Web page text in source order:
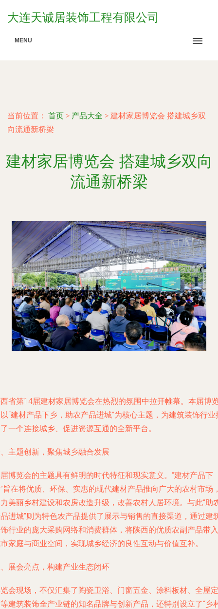
大连天诚居装饰工程有限公司
MENU
当前位置： 首页 > 产品大全 > 建材家居博览会 搭建城乡双
向流通新桥梁
建材家居博览会 搭建城乡双向
流通新桥梁
省第14届建材家居博览会在热烈的氛围中拉开帷幕。本届博
“建材产品下乡，助农产品进城”为核心主题，为建筑装饰行业
一个连接城乡、促进资源互通的全新平台。
主题创新，聚焦城乡融合发展
博览会的主题具有鲜明的时代特征和现实意义。“建材产品下
旨在将优质、环保、实惠的现代建材产品推向广大的农村市场
美丽乡村建设和农房改造升级，改善农村人居环境。与此“助
进城”则为特色农产品提供了展示与销售的直接渠道，通过建
行业的庞大采购网络和消费群体，将陕西的优质农副产品带入
家庭与商业空间，实现城乡经济的良性互动与价值互补。
展会亮点，构建产业生态闭环
会现场，不仅汇集了陶瓷卫浴、门窗五金、涂料板材、全屋定
建筑装饰全产业链的知名品牌与创新产品，还特别设立了“乡